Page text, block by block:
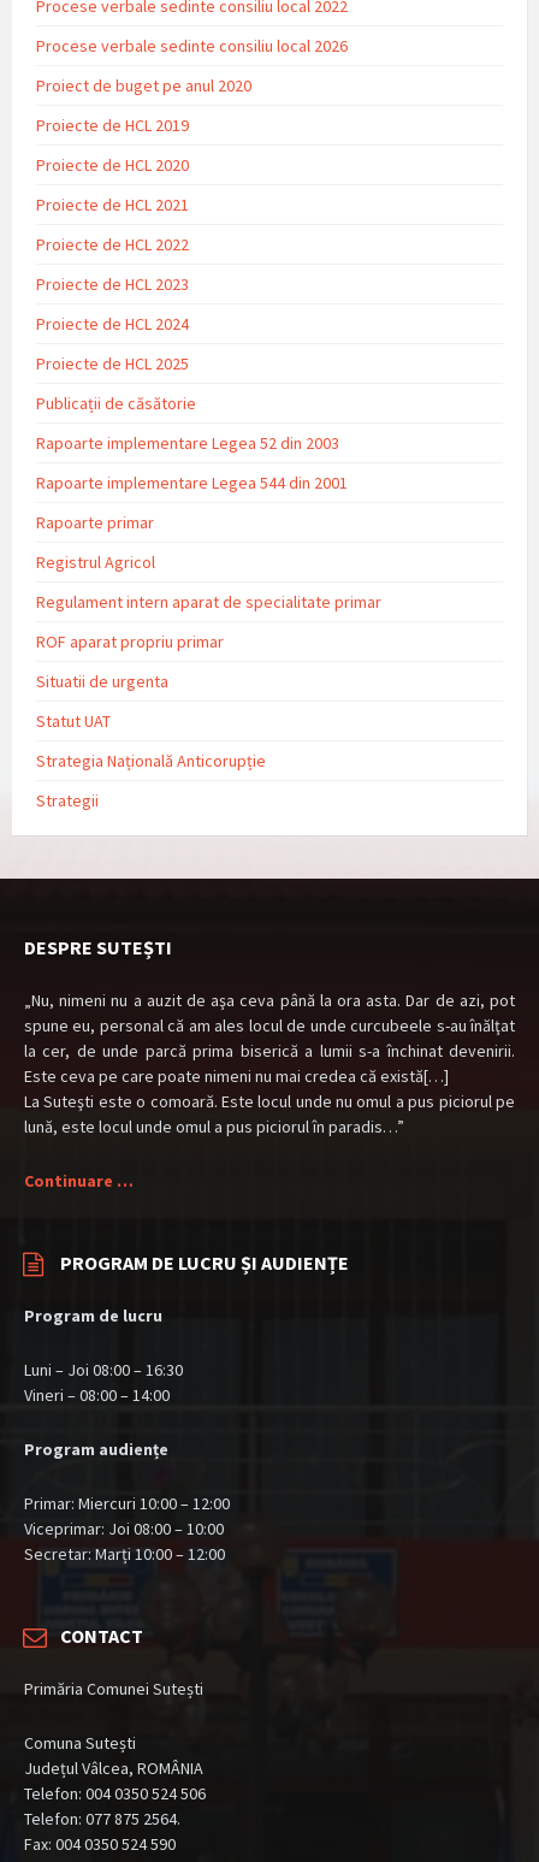
Procese verbale sedinte consiliu local 2022
Procese verbale sedinte consiliu local 2026
Proiect de buget pe anul 2020
Proiecte de HCL 2019
Proiecte de HCL 2020
Proiecte de HCL 2021
Proiecte de HCL 2022
Proiecte de HCL 2023
Proiecte de HCL 2024
Proiecte de HCL 2025
Publicații de căsătorie
Rapoarte implementare Legea 52 din 2003
Rapoarte implementare Legea 544 din 2001
Rapoarte primar
Registrul Agricol
Regulament intern aparat de specialitate primar
ROF aparat propriu primar
Situatii de urgenta
Statut UAT
Strategia Națională Anticorupție
Strategii
DESPRE SUTEȘTI
„Nu, nimeni nu a auzit de aşa ceva până la ora asta. Dar de azi, pot
spune eu, personal că am ales locul de unde curcubeele s-au înălţat
la cer, de unde parcă prima biserică a lumii s-a închinat devenirii.
Este ceva pe care poate nimeni nu mai credea că există[…]
La Suteşti este o comoară. Este locul unde nu omul a pus piciorul pe
lună, este locul unde omul a pus piciorul în paradis…”
Continuare …
PROGRAM DE LUCRU ȘI AUDIENȚE
Program de lucru
Luni – Joi 08:00 – 16:30
Vineri – 08:00 – 14:00
Program audiențe
Primar: Miercuri 10:00 – 12:00
Viceprimar: Joi 08:00 – 10:00
Secretar: Marți 10:00 – 12:00
CONTACT
Primăria Comunei Sutești
Comuna Sutești
Județul Vâlcea, ROMÂNIA
Telefon: 004 0350 524 506
Telefon: 077 875 2564.
Fax: 004 0350 524 590